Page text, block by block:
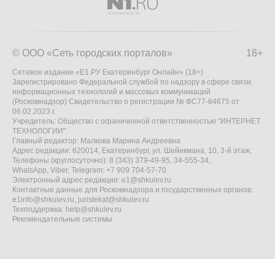
18+
© ООО «Сеть городских порталов»
Сетевое издание «Е1.РУ Екатеринбург Онлайн» (18+)
Зарегистрировано Федеральной службой по надзору в сфере связи,
информационных технологий и массовых коммуникаций
(Роскомнадзор) Свидетельство о регистрации № ФС77-84675 от
06.02.2023 г.
Учредитель: Общество с ограниченной ответственностью "ИНТЕРНЕТ
ТЕХНОЛОГИИ"
Главный редактор: Малкова Марина Андреевна
Адрес редакции: 620014, Екатеринбург, ул. Шейнкмана, 10, 3-й этаж,
Телефоны (круглосуточно): 8 (343) 379-49-95, 34-555-34,
WhatsApp, Viber, Telegram: +7 909 704-57-70
Электронный адрес редакции: e1@shkulev.ru
Контактные данные для Роскомнадзора и государственных органов:
e1info@shkulev.ru, juristekat@shkulev.ru
Техподдержка: help@shkulev.ru
Рекомендательные системы